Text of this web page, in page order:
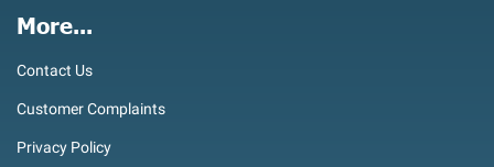
More...
Contact Us
Customer Complaints
Privacy Policy